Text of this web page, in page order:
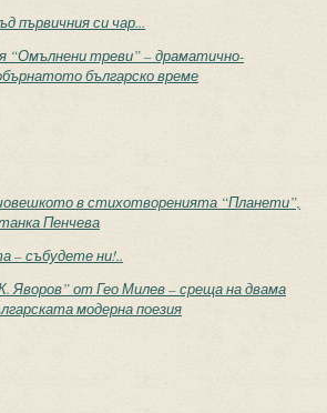
първичния си чар...
“Омълнени треви” – драматично-
българско време
в стихотворенията “Планети”,
Пенчева
– събудете ни!..
Яворов” от Гео Милев – среща на двама
модерна поезия